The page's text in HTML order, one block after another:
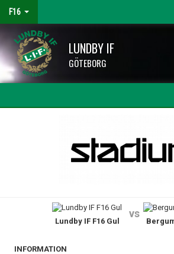
F16
LUNDBY IF
GÖTEBORG
BILDGALLERI
Lundby IF F16 Gul
vs
INFORMATION